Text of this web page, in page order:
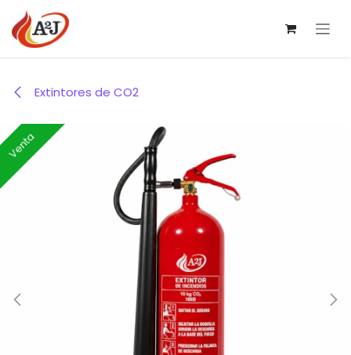
Ir al contenido
Extintores de CO2
Venta
Venta